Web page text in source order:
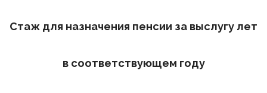
Стаж для назначения пенсии за выслугу лет
в соответствующем году